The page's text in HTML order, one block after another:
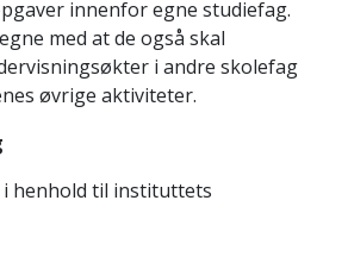
innenfor egne studiefag.
med at de også skal
i andre skolefag
øvrige aktiviteter.
i henhold til instituttets